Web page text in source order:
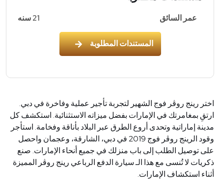
عمر السائق 21 سنه
المستندات المطلوبة
اختر رينج روڤر فوج الشهير لتجربة تأجير عملية وفاخرة في دبي.
ارتقِ بمغامرتك في الإمارات بفضل ميزاته الاستثنائية. استكشف كل
مدينة إماراتية وتحدى أروع الطرق عبر البلاد بأناقة وفخامة. استأجر
وقود الرينج روڤر فوج 2019 في دبي، الشارقة، وعجمان واحصل
على توصيل الطلب إلى باب منزلك في جميع أنحاء الإمارات. صنع
ذكريات لا تُنسى مع هذا الـ سيارة الدفع الرباعي رينج روڤر المميزة
أثناء استكشاف الإمارات.